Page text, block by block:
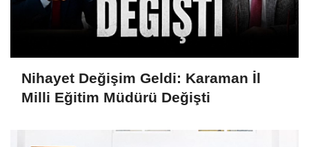
Nihayet Değişim Geldi: Karaman İl
Milli Eğitim Müdürü Değişti